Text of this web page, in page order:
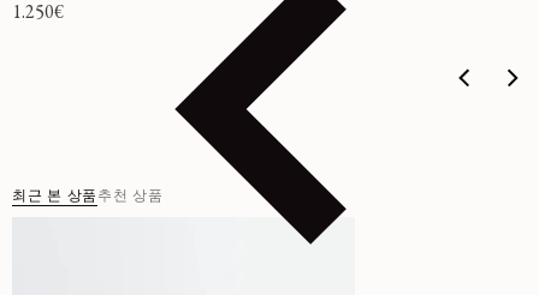
정가
1.250€
최근 본 상품 추천 상품